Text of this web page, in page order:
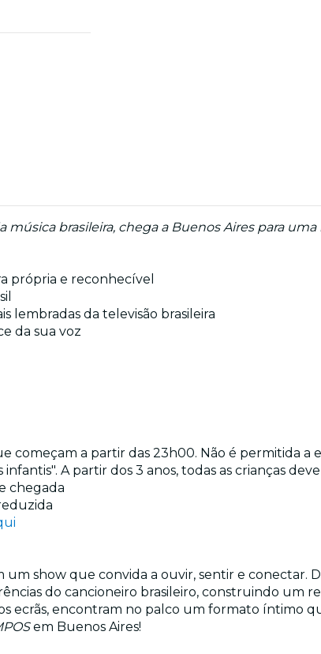
música brasileira, chega a Buenos Aires para
própria e reconhecível
lembradas da televisão brasileira
da sua voz
começam a partir das 23h00. Não é permitida
A partir dos 3 anos, todas as crianças
chegada
show que convida a ouvir, sentir e conectar.
do cancioneiro brasileiro, construindo
ecrãs, encontram no palco um formato íntimo
em Buenos Aires!